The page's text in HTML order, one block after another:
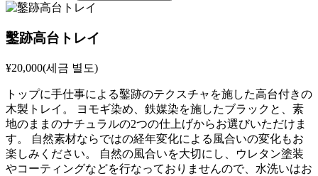
鑿跡高台トレイ
¥20,000(세금 별도)
トップに手仕事による鑿跡のテクスチャを施した高台付きの
木製トレイ。 ヨモギ染め、鉄媒染を施したブラックと、素
地のままのナチュラルの2つの仕上げからお選びいただけま
す。 自然素材ならではの経年変化による風合いの変化もお
楽しみください。 自然の風合いを大切にし、ウレタン塗装
やコーティングなどを行なっておりませんので、水洗いはお